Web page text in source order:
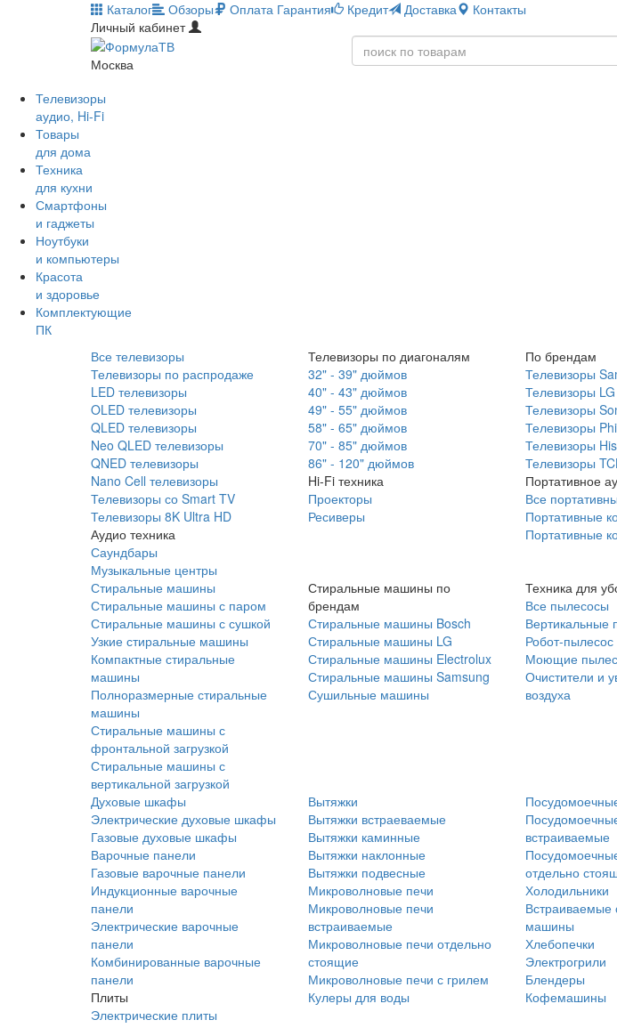
Каталог Обзоры Оплата Гарантия Кредит Доставка
Контакты
Личный кабинет
Москва
Телевизоры
аудио, Hi-Fi
Товары
для дома
Техника
для кухни
Смартфоны
и гаджеты
Ноутбуки
и компьютеры
Красота
и здоровье
Комплектующие
ПК
Все телевизоры
Телевизоры по распродаже
LED телевизоры
OLED телевизоры
QLED телевизоры
Neo QLED телевизоры
QNED телевизоры
Nano Cell телевизоры
Телевизоры со Smart TV
Телевизоры 8K Ultra HD
Аудио техника
Саундбары
Музыкальные центры
Телевизоры по диагоналям
32" - 39" дюймов
40" - 43" дюймов
49" - 55" дюймов
58" - 65" дюймов
70" - 85" дюймов
86" - 120" дюймов
Hi-Fi техника
Проекторы
Ресиверы
По брендам
Телевизоры
Телевизоры LG
Телевизоры
Телевизоры
Телевизоры
Телевизоры
Портативное
Все
Портативные
Портативные
Стиральные машины
Стиральные машины с паром
Стиральные машины с сушкой
Узкие стиральные машины
Компактные стиральные
машины
Полноразмерные стиральные
машины
Стиральные машины с
фронтальной загрузкой
Стиральные машины с
вертикальной загрузкой
Стиральные машины по
брендам
Стиральные машины Bosch
Стиральные машины LG
Стиральные машины Electrolux
Стиральные машины Samsung
Сушильные машины
Техника для
Все пылесосы
Вертикальные
Робот-пылесос
Моющие
Очистители и
воздуха
Духовые шкафы
Электрические духовые шкафы
Газовые духовые шкафы
Варочные панели
Газовые варочные панели
Индукционные варочные
панели
Электрические варочные
панели
Комбинированные варочные
панели
Плиты
Электрические плиты
Вытяжки
Вытяжки встраеваемые
Вытяжки каминные
Вытяжки наклонные
Вытяжки подвесные
Микроволновые печи
Микроволновые печи
встраиваемые
Микроволновые печи отдельно
стоящие
Микроволновые печи с грилем
Кулеры для воды
встраиваемые
отдельно
Холодильники
Встраиваемые
машины
Хлебопечки
Электрогрили
Блендеры
Кофемашины